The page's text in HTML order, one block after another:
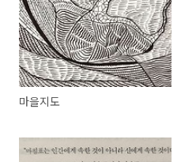
마을지도